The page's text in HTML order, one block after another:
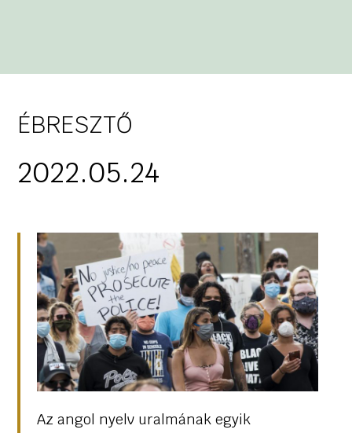
ÉBRESZTŐ
2022.05.24
Az angol nyelv uralmának egyik